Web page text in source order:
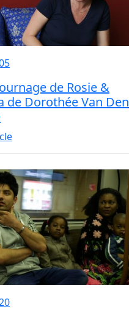
de Rosie &
de Dorothée Van Den